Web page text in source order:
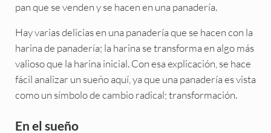
pan que se venden y se hacen en una panadería.
Hay varias delicias en una panadería que se hacen con la
harina de panadería; la harina se transforma en algo más
valioso que la harina inicial. Con esa explicación, se hace
fácil analizar un sueño aquí, ya que una panadería es vista
como un símbolo de cambio radical; transformación.
En el sueño